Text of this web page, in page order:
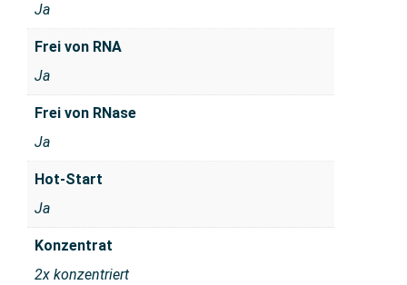
Ja
Frei von RNA
Ja
Frei von RNase
Ja
Hot-Start
Ja
Konzentrat
2x konzentriert